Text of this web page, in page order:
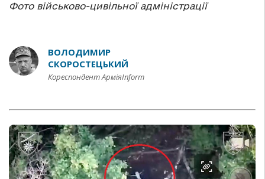
Фото військово-цивільної адміністрації
ВОЛОДИМИР
СКОРОСТЕЦЬКИЙ
Кореспондент АрміяInform